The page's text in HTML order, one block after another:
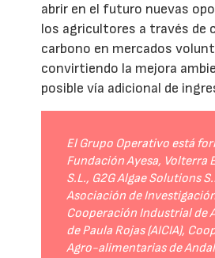
abrir en el futuro nuevas
los agricultores a través de
carbono en mercados
convirtiendo la mejora
posible vía adicional de
El Grupo Operativo está
Fundación Ayesa, Volterra
S.L., G2G Algae Solutions
Asociación de
Cooperación Industrial de
de Paula Rojas (AICIA),
Agro-alimentarias de